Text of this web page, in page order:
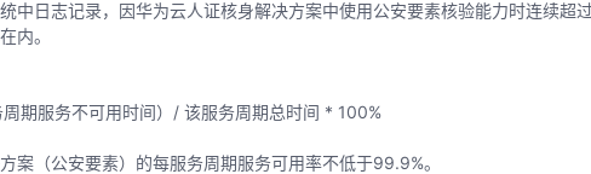
中日志记录，因华为云人证核身解决方案中使用公安要素核验能力时连续超
内。
期服务不可用时间）/ 该服务周期总时间 * 100%
（公安要素）的每服务周期服务可用率不低于99.9%。